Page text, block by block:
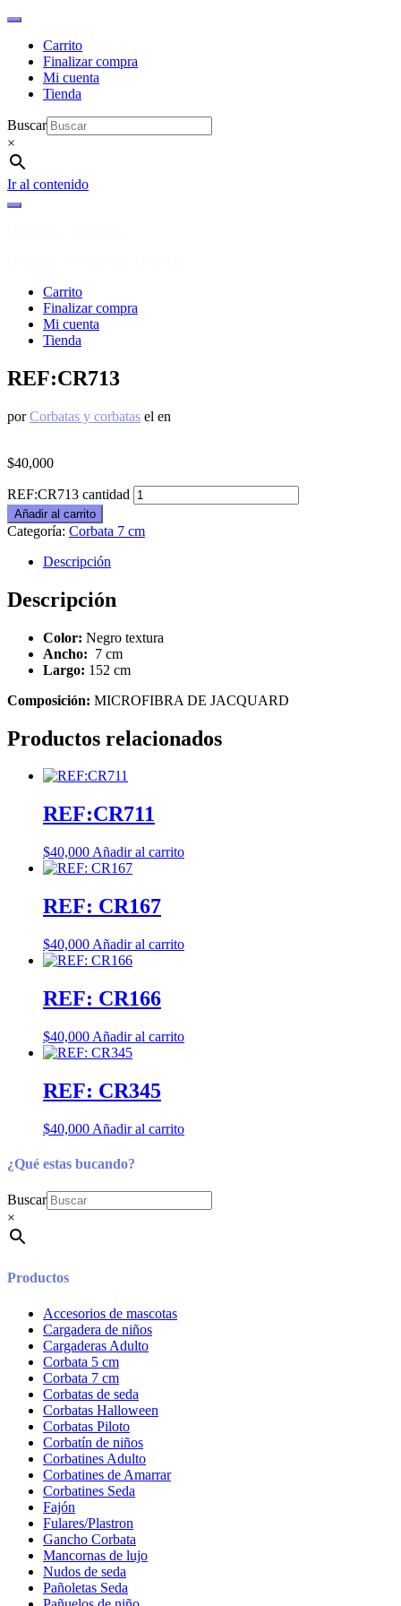
Carrito
Finalizar compra
Mi cuenta
Tienda
Buscar
×
Ir al contenido
Carrito
Finalizar compra
Mi cuenta
Tienda
REF:CR713
porCorbatas y corbatas el en
$40,000
REF:CR713 cantidad
Añadir al carrito
Categoría: Corbata 7 cm
Descripción
Descripción
Color: Negro textura
Ancho: 7 cm
Largo: 152 cm
Composición: MICROFIBRA DE JACQUARD
Productos relacionados
REF:CR711
$40,000 Añadir al carrito
REF: CR167
$40,000 Añadir al carrito
REF: CR166
$40,000 Añadir al carrito
REF: CR345
$40,000 Añadir al carrito
¿Qué estas bucando?
Buscar
×
Productos
Accesorios de mascotas
Cargadera de niños
Cargaderas Adulto
Corbata 5 cm
Corbata 7 cm
Corbatas de seda
Corbatas Halloween
Corbatas Piloto
Corbatín de niños
Corbatines Adulto
Corbatines de Amarrar
Corbatines Seda
Fajón
Fulares/Plastron
Gancho Corbata
Mancornas de lujo
Nudos de seda
Pañoletas Seda